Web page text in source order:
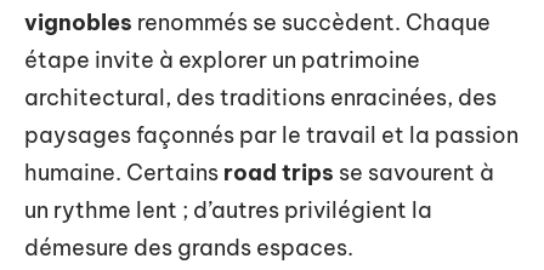
vignobles renommés se succèdent. Chaque
étape invite à explorer un patrimoine
architectural, des traditions enracinées, des
paysages façonnés par le travail et la passion
humaine. Certains road trips se savourent à
un rythme lent ; d’autres privilégient la
démesure des grands espaces.